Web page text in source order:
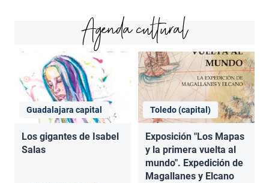
Agenda cultural
Guadalajara capital
Los gigantes de Isabel
Salas
Toledo (capital)
Exposición "Los Mapas
y la primera vuelta al
mundo". Expedición de
Magallanes y Elcano